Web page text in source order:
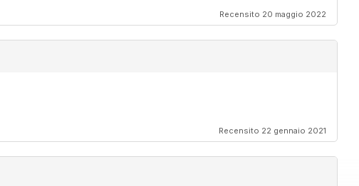
Recensito 20 maggio 2022
Recensito 22 gennaio 2021